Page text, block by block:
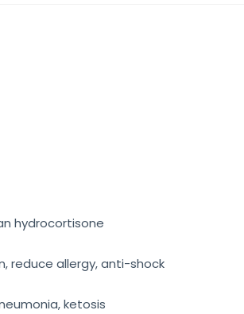
hydrocortisone
reduce allergy, anti-shock
ketosis